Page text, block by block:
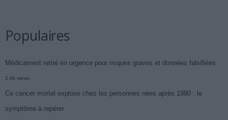
Populaires
Médicament retiré en urgence pour risques graves et données falsifiées
2.9k views
Ce cancer mortel explose chez les personnes nées après 1980 : le
symptôme à repérer